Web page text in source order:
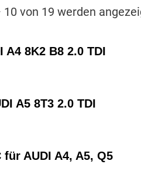
10 von 19 werden
A4 8K2 B8 2.0 TDI
A5 8T3 2.0 TDI
für AUDI A4, A5, Q5